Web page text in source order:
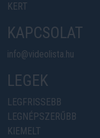
KERT
KAPCSOLAT
info@videolista.hu
LEGEK
LEGFRISSEBB
LEGNÉPSZERŰBB
KIEMELT